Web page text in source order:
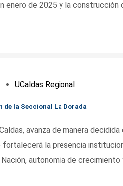
enero de 2025 y la construcción
UCaldas Regional
de la Seccional La Dorada
avanza de manera
la presencia
autonomía de